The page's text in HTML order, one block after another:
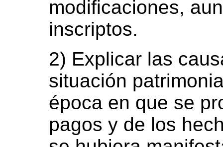
modificaciones,
inscriptos.
2) Explicar las
situación
época en que se
pagos y de los